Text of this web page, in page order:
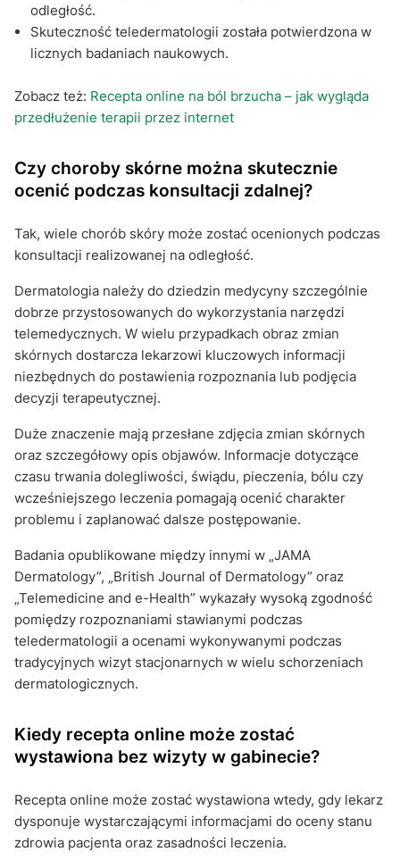
odległość.
Skuteczność teledermatologii została potwierdzona w
licznych badaniach naukowych.
Zobacz też: Recepta online na ból brzucha – jak wygląda
przedłużenie terapii przez internet
Czy choroby skórne można skutecznie
ocenić podczas konsultacji zdalnej?
Tak, wiele chorób skóry może zostać ocenionych podczas
konsultacji realizowanej na odległość.
Dermatologia należy do dziedzin medycyny szczególnie
dobrze przystosowanych do wykorzystania narzędzi
telemedycznych. W wielu przypadkach obraz zmian
skórnych dostarcza lekarzowi kluczowych informacji
niezbędnych do postawienia rozpoznania lub podjęcia
decyzji terapeutycznej.
Duże znaczenie mają przesłane zdjęcia zmian skórnych
oraz szczegółowy opis objawów. Informacje dotyczące
czasu trwania dolegliwości, świądu, pieczenia, bólu czy
wcześniejszego leczenia pomagają ocenić charakter
problemu i zaplanować dalsze postępowanie.
Badania opublikowane między innymi w „JAMA
Dermatology”, „British Journal of Dermatology” oraz
„Telemedicine and e-Health” wykazały wysoką zgodność
pomiędzy rozpoznaniami stawianymi podczas
teledermatologii a ocenami wykonywanymi podczas
tradycyjnych wizyt stacjonarnych w wielu schorzeniach
dermatologicznych.
Kiedy recepta online może zostać
wystawiona bez wizyty w gabinecie?
Recepta online może zostać wystawiona wtedy, gdy lekarz
dysponuje wystarczającymi informacjami do oceny stanu
zdrowia pacjenta oraz zasadności leczenia.